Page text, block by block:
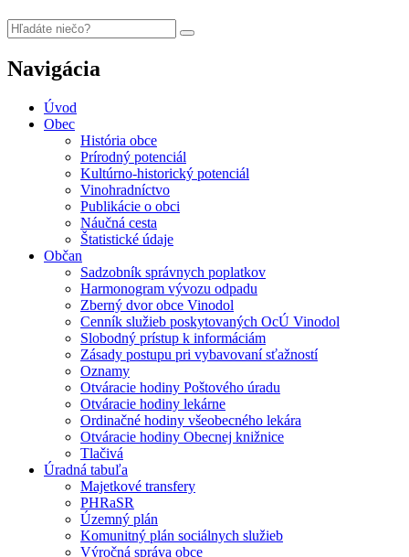
Navigácia
Úvod
Obec
História obce
Prírodný potenciál
Kultúrno-historický potenciál
Vinohradníctvo
Publikácie o obci
Náučná cesta
Štatistické údaje
Občan
Sadzobník správnych poplatkov
Harmonogram vývozu odpadu
Zberný dvor obce Vinodol
Cenník služieb poskytovaných OcÚ Vinodol
Slobodný prístup k informáciám
Zásady postupu pri vybavovaní sťažností
Oznamy
Otváracie hodiny Poštového úradu
Otváracie hodiny lekárne
Ordinačné hodiny všeobecného lekára
Otváracie hodiny Obecnej knižnice
Tlačivá
Úradná tabuľa
Majetkové transfery
PHRaSR
Územný plán
Komunitný plán sociálnych služieb
Výročná správa obce